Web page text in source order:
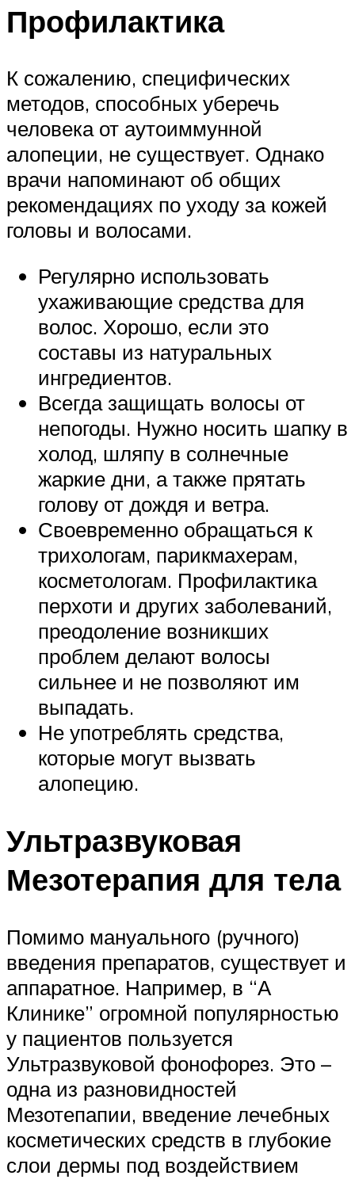
Профилактика
К сожалению, специфических
методов, способных уберечь
человека от аутоиммунной
алопеции, не существует. Однако
врачи напоминают об общих
рекомендациях по уходу за кожей
головы и волосами.
Регулярно использовать
ухаживающие средства для
волос. Хорошо, если это
составы из натуральных
ингредиентов.
Всегда защищать волосы от
непогоды. Нужно носить шапку в
холод, шляпу в солнечные
жаркие дни, а также прятать
голову от дождя и ветра.
Своевременно обращаться к
трихологам, парикмахерам,
косметологам. Профилактика
перхоти и других заболеваний,
преодоление возникших
проблем делают волосы
сильнее и не позволяют им
выпадать.
Не употреблять средства,
которые могут вызвать
алопецию.
Ультразвуковая
Мезотерапия для тела
Помимо мануального (ручного)
введения препаратов, существует и
аппаратное. Например, в “А
Клинике” огромной популярностью
у пациентов пользуется
Ультразвуковой фонофорез. Это –
одна из разновидностей
Мезотепапии, введение лечебных
косметических средств в глубокие
слои дермы под воздействием